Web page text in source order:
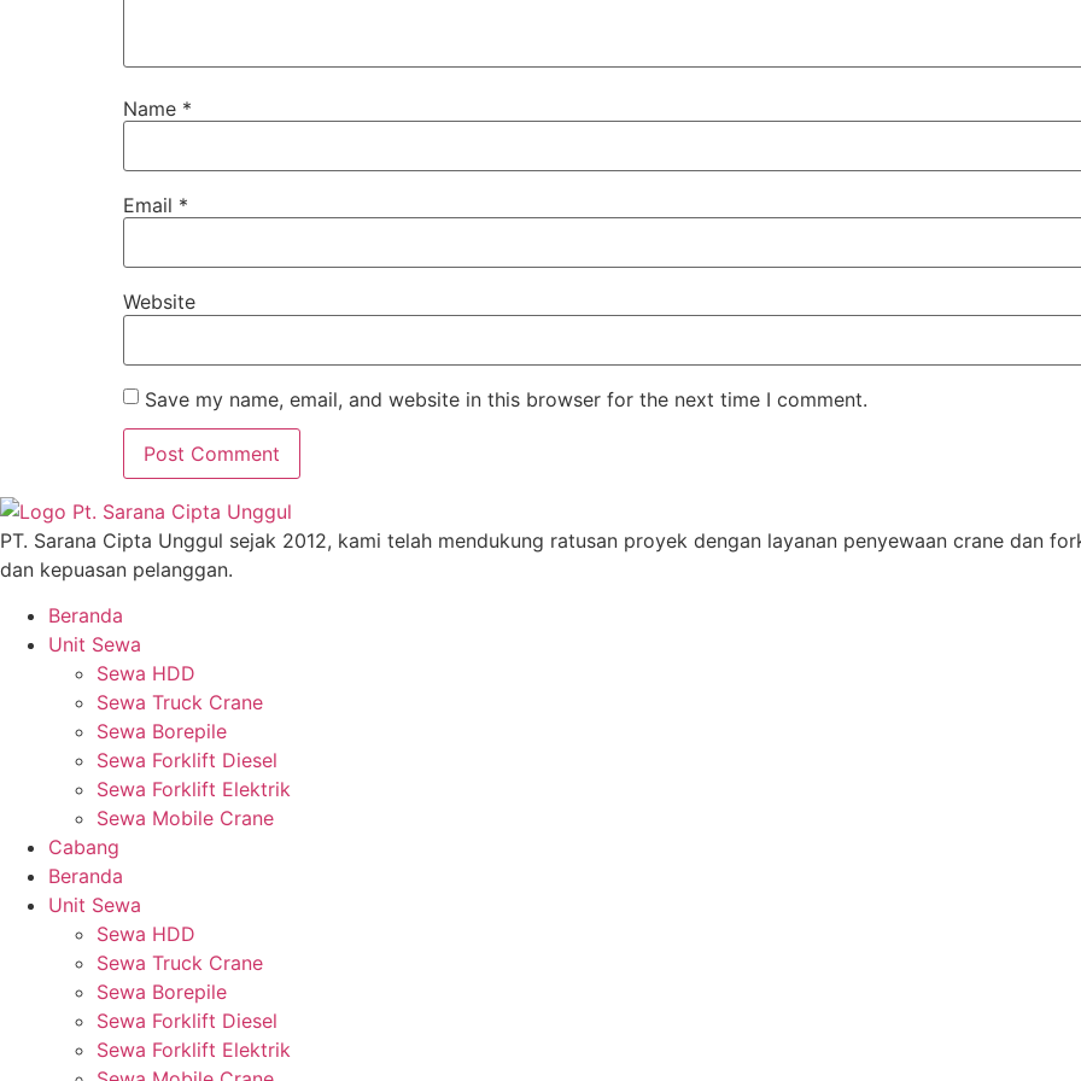
Name *
Email *
Website
Save my name, email, and website in this browser for the next time I comment.
PT. Sarana Cipta Unggul sejak 2012, kami telah mendukung ratusan proyek dengan layanan penyewaan crane dan
dan kepuasan pelanggan.
Beranda
Unit Sewa
Sewa HDD
Sewa Truck Crane
Sewa Borepile
Sewa Forklift Diesel
Sewa Forklift Elektrik
Sewa Mobile Crane
Cabang
Beranda
Unit Sewa
Sewa HDD
Sewa Truck Crane
Sewa Borepile
Sewa Forklift Diesel
Sewa Forklift Elektrik